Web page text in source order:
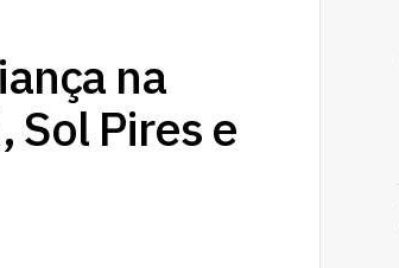
na
Sol Pires e